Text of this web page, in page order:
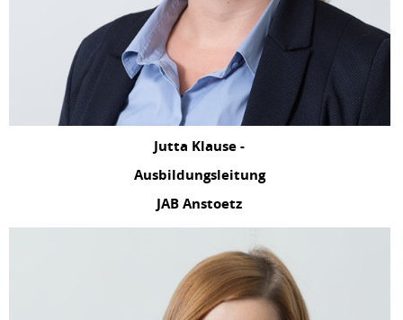
Jutta Klause -
Ausbildungsleitung
JAB Anstoetz